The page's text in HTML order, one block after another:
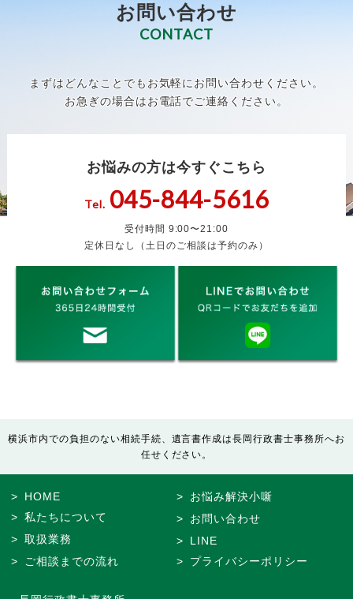
お問い合わせ
CONTACT
まずはどんなことでもお気軽にお問い合わせください。
お急ぎの場合はお電話でご連絡ください。
お悩みの方は今すぐこちら
Tel. 045-844-5616
受付時間 9:00〜21:00
定休日なし（土日のご相談は予約のみ）
横浜市内での負担のない相続手続、遺言書作成は長岡行政書士事務所へお
任せください。
HOME
私たちについて
取扱業務
ご相談までの流れ
お悩み解決小噺
お問い合わせ
LINE
プライバシーポリシー